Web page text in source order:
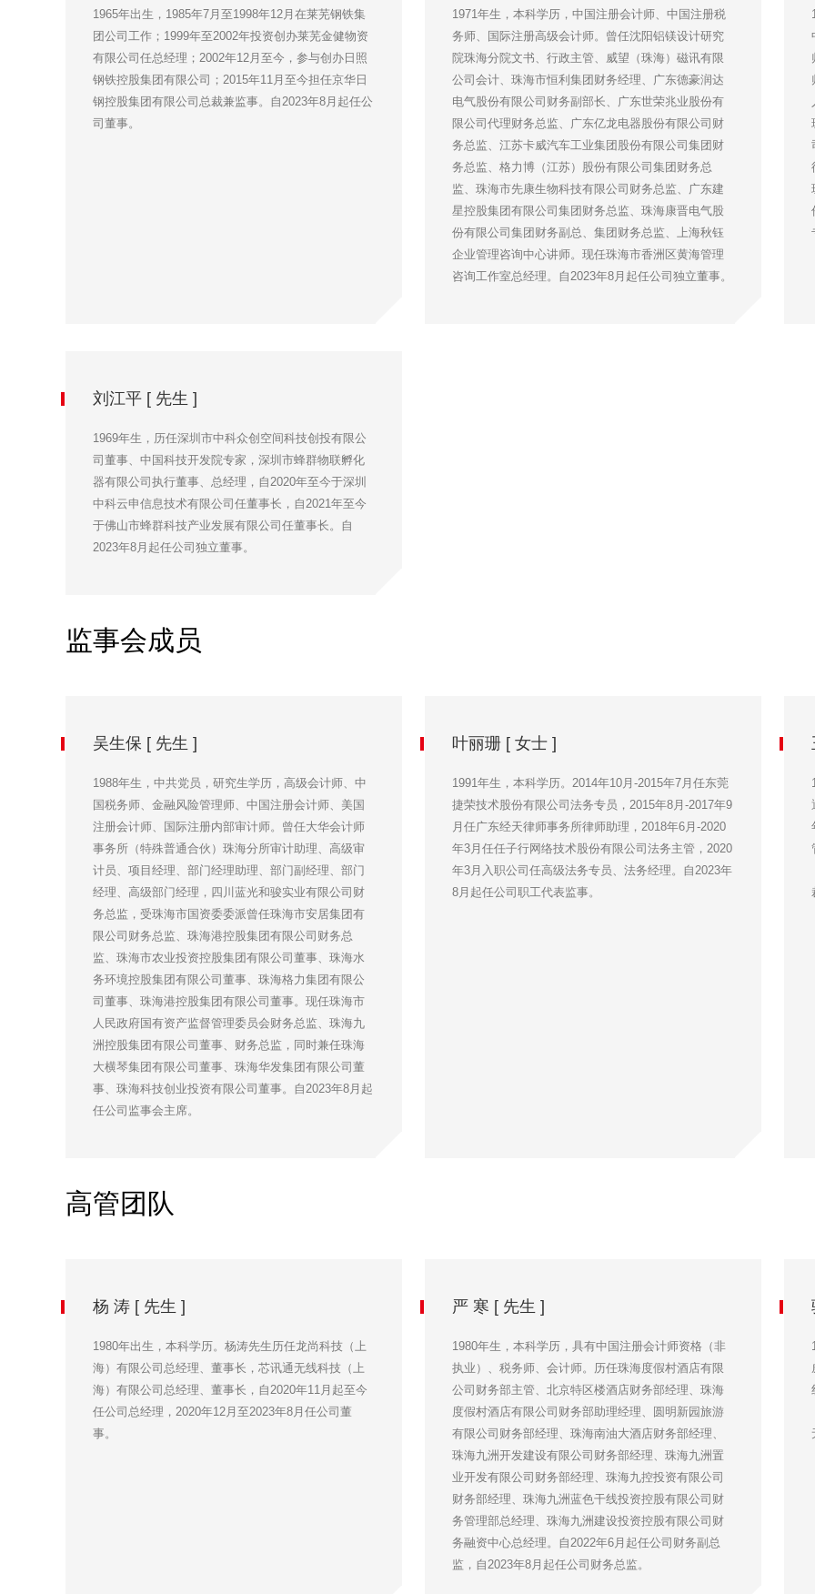
1965年出生，1985年7月至1998年12月在莱芜钢铁集
团公司工作；1999年至2002年投资创办莱芜金健物资
有限公司任总经理；2002年12月至今，参与创办日照
钢铁控股集团有限公司；2015年11月至今担任京华日
钢控股集团有限公司总裁兼监事。自2023年8月起任公
司董事。
1971年生，本科学历，中国注册会计师、中国注册税
务师、国际注册高级会计师。曾任沈阳铝镁设计研究
院珠海分院文书、行政主管、威望（珠海）磁讯有限
公司会计、珠海市恒利集团财务经理、广东德豪润达
电气股份有限公司财务副部长、广东世荣兆业股份有
限公司代理财务总监、广东亿龙电器股份有限公司财
务总监、江苏卡威汽车工业集团股份有限公司集团财
务总监、格力博（江苏）股份有限公司集团财务总
监、珠海市先康生物科技有限公司财务总监、广东建
星控股集团有限公司集团财务总监、珠海康晋电气股
份有限公司集团财务副总、集团财务总监、上海秋钰
企业管理咨询中心讲师。现任珠海市香洲区黄海管理
咨询工作室总经理。自2023年8月起任公司独立董事。
刘江平 [ 先生 ]
1969年生，历任深圳市中科众创空间科技创投有限公
司董事、中国科技开发院专家，深圳市蜂群物联孵化
器有限公司执行董事、总经理，自2020年至今于深圳
中科云申信息技术有限公司任董事长，自2021年至今
于佛山市蜂群科技产业发展有限公司任董事长。自
2023年8月起任公司独立董事。
监事会成员
吴生保 [ 先生 ]
1988年生，中共党员，研究生学历，高级会计师、中
国税务师、金融风险管理师、中国注册会计师、美国
注册会计师、国际注册内部审计师。曾任大华会计师
事务所（特殊普通合伙）珠海分所审计助理、高级审
计员、项目经理、部门经理助理、部门副经理、部门
经理、高级部门经理，四川蓝光和骏实业有限公司财
务总监，受珠海市国资委委派曾任珠海市安居集团有
限公司财务总监、珠海港控股集团有限公司财务总
监、珠海市农业投资控股集团有限公司董事、珠海水
务环境控股集团有限公司董事、珠海格力集团有限公
司董事、珠海港控股集团有限公司董事。现任珠海市
人民政府国有资产监督管理委员会财务总监、珠海九
洲控股集团有限公司董事、财务总监，同时兼任珠海
大横琴集团有限公司董事、珠海华发集团有限公司董
事、珠海科技创业投资有限公司董事。自2023年8月起
任公司监事会主席。
叶丽珊 [ 女士 ]
1991年生，本科学历。2014年10月-2015年7月任东莞
捷荣技术股份有限公司法务专员，2015年8月-2017年9
月任广东经天律师事务所律师助理，2018年6月-2020
年3月任任子行网络技术股份有限公司法务主管，2020
年3月入职公司任高级法务专员、法务经理。自2023年
8月起任公司职工代表监事。
高管团队
杨 涛 [ 先生 ]
1980年出生，本科学历。杨涛先生历任龙尚科技（上
海）有限公司总经理、董事长，芯讯通无线科技（上
海）有限公司总经理、董事长，自2020年11月起至今
任公司总经理，2020年12月至2023年8月任公司董
事。
严 寒 [ 先生 ]
1980年生，本科学历，具有中国注册会计师资格（非
执业）、税务师、会计师。历任珠海度假村酒店有限
公司财务部主管、北京特区楼酒店财务部经理、珠海
度假村酒店有限公司财务部助理经理、圆明新园旅游
有限公司财务部经理、珠海南油大酒店财务部经理、
珠海九洲开发建设有限公司财务部经理、珠海九洲置
业开发有限公司财务部经理、珠海九控投资有限公司
财务部经理、珠海九洲蓝色干线投资控股有限公司财
务管理部总经理、珠海九洲建设投资控股有限公司财
务融资中心总经理。自2022年6月起任公司财务副总
监，自2023年8月起任公司财务总监。